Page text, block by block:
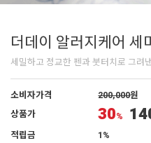
더데이 알러지케어
세밀하고 정교한 펜과 붓터치로 그려
소비자가격 200,000원
상품가
30%
적립금
1%